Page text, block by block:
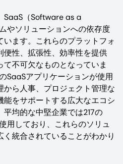
SaaS（Software as a
やソリューションへの依存度
ます。これらのプラットフォ
便性、拡張性、効率性を提供
不可欠なものとなっていま
SaaSアプリケーションが使用
から人事、プロジェクト管理な
能をサポートする広大なエコシ
均的な中堅企業では217の
用しており、これらのソリュ
統合されていることがわかり